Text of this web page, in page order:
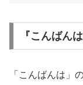
『こんばん
「こんばんは」